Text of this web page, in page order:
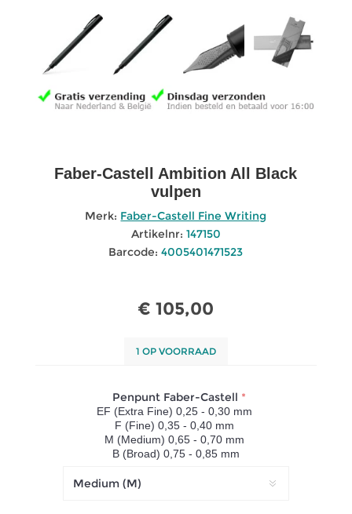
Faber-Castell Ambition All Black
vulpen
Merk: Faber-Castell Fine Writing
Artikelnr: 147150
Barcode: 4005401471523
€ 105,00
1 OP VOORRAAD
Penpunt Faber-Castell *
EF (Extra Fine) 0,25 - 0,30 mm
F (Fine) 0,35 - 0,40 mm
M (Medium) 0,65 - 0,70 mm
B (Broad) 0,75 - 0,85 mm